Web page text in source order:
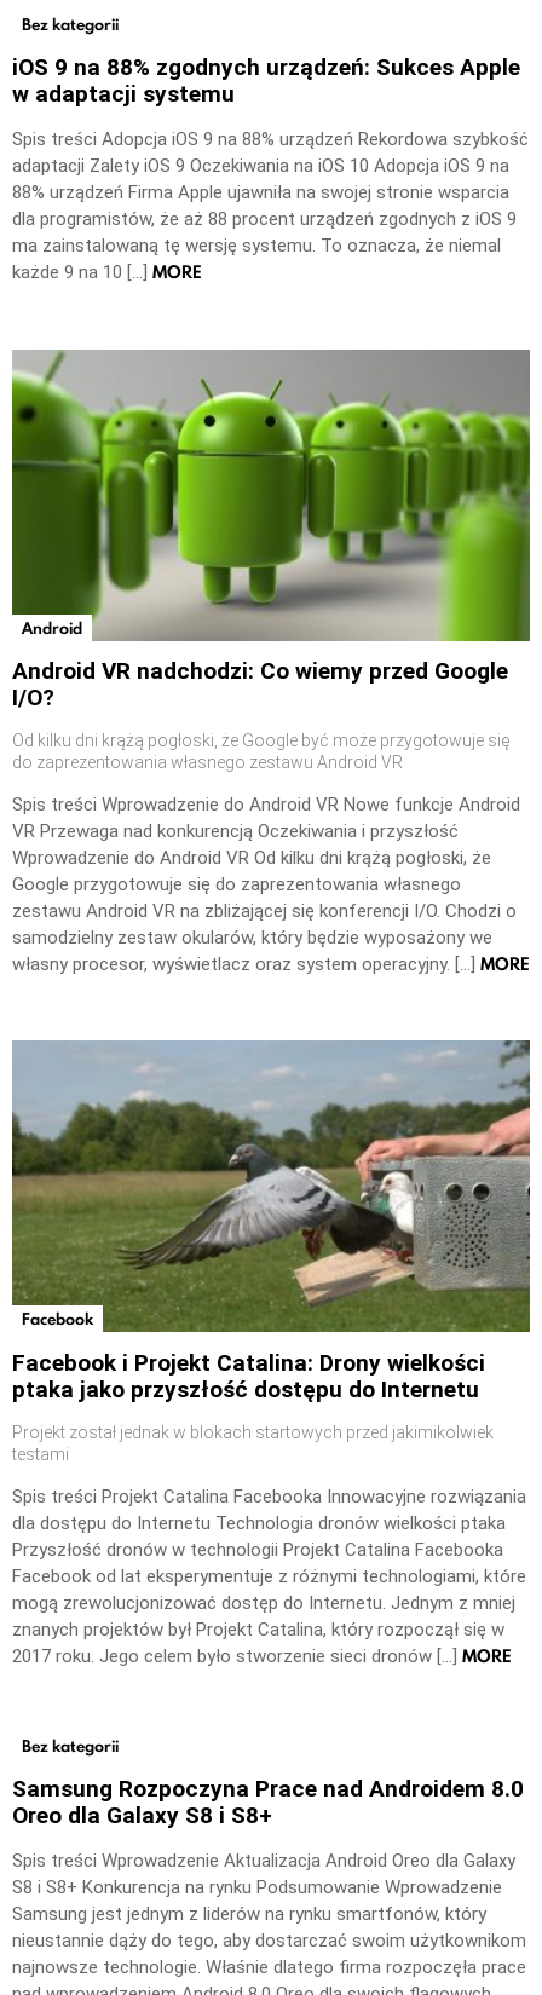
Bez kategorii
iOS 9 na 88% zgodnych urządzeń: Sukces Apple
w adaptacji systemu
Spis treści Adopcja iOS 9 na 88% urządzeń Rekordowa szybkość
adaptacji Zalety iOS 9 Oczekiwania na iOS 10 Adopcja iOS 9 na
88% urządzeń Firma Apple ujawniła na swojej stronie wsparcia
dla programistów, że aż 88 procent urządzeń zgodnych z iOS 9
ma zainstalowaną tę wersję systemu. To oznacza, że niemal
każde 9 na 10 […] MORE
Android
Android VR nadchodzi: Co wiemy przed Google
I/O?
Od kilku dni krążą pogłoski, że Google być może przygotowuje się
do zaprezentowania własnego zestawu Android VR
Spis treści Wprowadzenie do Android VR Nowe funkcje Android
VR Przewaga nad konkurencją Oczekiwania i przyszłość
Wprowadzenie do Android VR Od kilku dni krążą pogłoski, że
Google przygotowuje się do zaprezentowania własnego
zestawu Android VR na zbliżającej się konferencji I/O. Chodzi o
samodzielny zestaw okularów, który będzie wyposażony we
własny procesor, wyświetlacz oraz system operacyjny. […] MORE
Facebook
Facebook i Projekt Catalina: Drony wielkości
ptaka jako przyszłość dostępu do Internetu
Projekt został jednak w blokach startowych przed jakimikolwiek
testami
Spis treści Projekt Catalina Facebooka Innowacyjne rozwiązania
dla dostępu do Internetu Technologia dronów wielkości ptaka
Przyszłość dronów w technologii Projekt Catalina Facebooka
Facebook od lat eksperymentuje z różnymi technologiami, które
mogą zrewolucjonizować dostęp do Internetu. Jednym z mniej
znanych projektów był Projekt Catalina, który rozpoczął się w
2017 roku. Jego celem było stworzenie sieci dronów […] MORE
Bez kategorii
Samsung Rozpoczyna Prace nad Androidem 8.0
Oreo dla Galaxy S8 i S8+
Spis treści Wprowadzenie Aktualizacja Android Oreo dla Galaxy
S8 i S8+ Konkurencja na rynku Podsumowanie Wprowadzenie
Samsung jest jednym z liderów na rynku smartfonów, który
nieustannie dąży do tego, aby dostarczać swoim użytkownikom
najnowsze technologie. Właśnie dlatego firma rozpoczęła prace